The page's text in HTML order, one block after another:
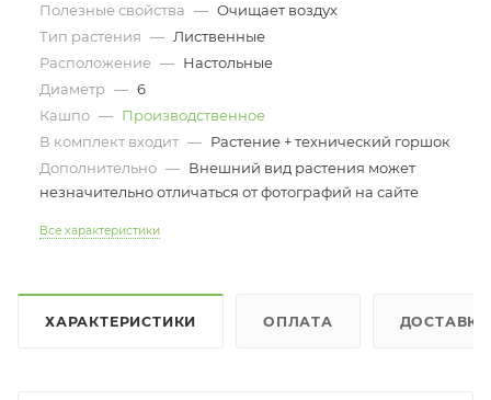
Полезные свойства — Очищает воздух
Тип растения — Лиственные
Расположение — Настольные
Диаметр — 6
Кашпо — Производственное
В комплект входит — Растение + технический горшок
Дополнительно — Внешний вид растения может
незначительно отличаться от фотографий на сайте
Все характеристики
ХАРАКТЕРИСТИКИ ОПЛАТА ДОСТАВКА